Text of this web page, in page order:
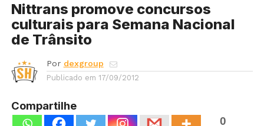
Nittrans promove concursos
culturais para Semana Nacional
de Trânsito
Por dexgroup
Publicado em 17/09/2012
Compartilhe
0